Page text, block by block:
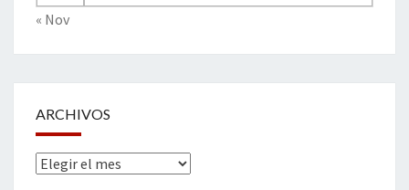
« Nov
ARCHIVOS
Archivos